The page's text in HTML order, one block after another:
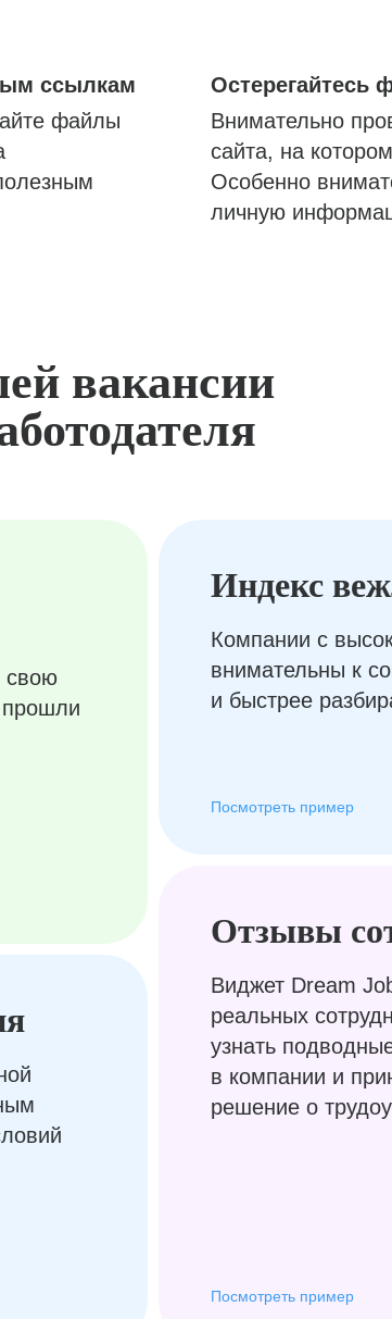
ссылкам
файлы
Остерегайтесь
Внимательно
сайта, на
Особенно
личную
вакансии
свою
прошли
Отзывы
Виджет Dream
реальных
узнать
в компании и
решение о
Посмотреть пример
Индекс
Компании с
внимательны к
и быстрее
Посмотреть пример